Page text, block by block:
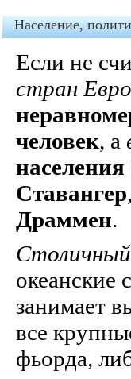
Население,
Если не
стран
человек, а
Ставангер,
Драммен.
океанские
занимает
все
фьорда,